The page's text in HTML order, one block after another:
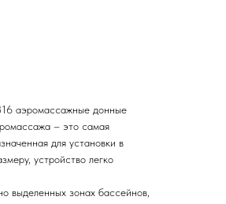
аэромассажные донные
– это самая
для установки в
устройство легко
выделенных зонах бассейнов,